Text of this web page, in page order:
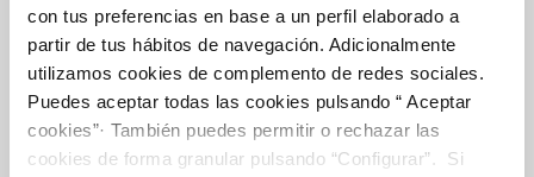
con tus preferencias en base a un perfil elaborado a
partir de tus hábitos de navegación. Adicionalmente
utilizamos cookies de complemento de redes sociales.
Puedes aceptar todas las cookies pulsando “ Aceptar
cookies”· También puedes permitir o rechazar las
cookies de forma granular pulsando “Configurar”. Si
Inicio
Gestiones Online